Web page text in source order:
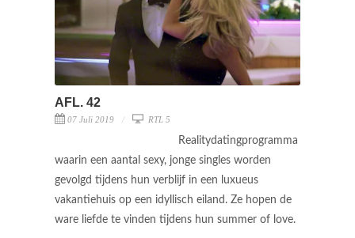
AFL. 42
07 Juli 2019 RTL 5
Realitydatingprogramma
waarin een aantal sexy, jonge singles worden
gevolgd tijdens hun verblijf in een luxueus
vakantiehuis op een idyllisch eiland. Ze hopen de
ware liefde te vinden tijdens hun summer of love.